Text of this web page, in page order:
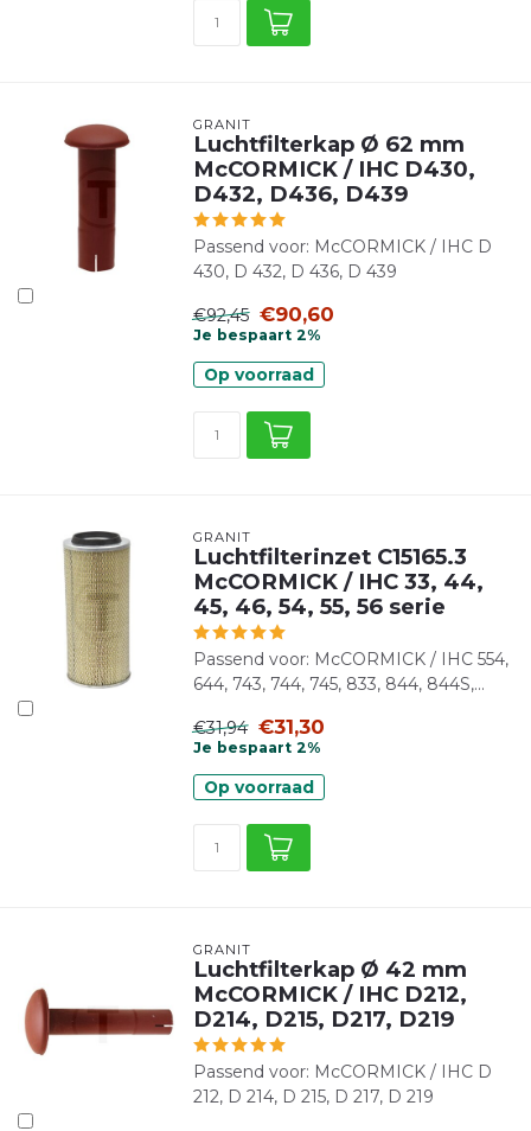
GRANIT
Luchtfilterkap Ø 62 mm
McCORMICK / IHC D430,
D432, D436, D439
Passend voor: McCORMICK / IHC D
430, D 432, D 436, D 439
€92,45 €90,60
Je bespaart 2%
Op voorraad
GRANIT
Luchtfilterinzet C15165.3
McCORMICK / IHC 33, 44,
45, 46, 54, 55, 56 serie
Passend voor: McCORMICK / IHC 554,
644, 743, 744, 745, 833, 844, 844S,...
€31,94 €31,30
Je bespaart 2%
Op voorraad
GRANIT
Luchtfilterkap Ø 42 mm
McCORMICK / IHC D212,
D214, D215, D217, D219
Passend voor: McCORMICK / IHC D
212, D 214, D 215, D 217, D 219